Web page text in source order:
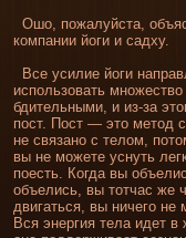
Ошо, пожалуйста,
компани­и йоги и садху.
Все усилие йоги
использовать
бдительными, и из-за
пост. Пост — это метод
не связано с телом,
вы не можете уснуть
поесть. Когда вы
объелись, вы тотчас же
двигаться, вы ни­чего не
Вся энергия тела иде­т